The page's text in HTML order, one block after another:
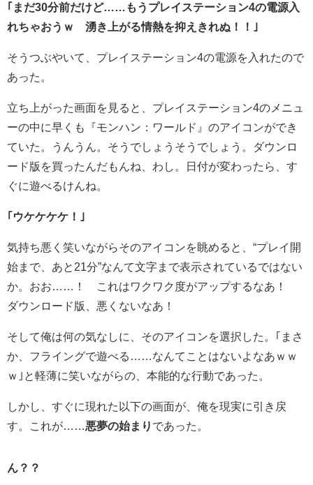
｢まだ30分前だけど……もうプレイステーション4の電源入
れちゃおうｗ 湧き上がる情熱を抑えきれぬ！！｣
そうつぶやいて、プレイステーション4の電源を入れたので
あった。
立ち上がった画面を見ると、プレイステーション4のメニュ
ーの中に早くも『モンハン：ワールド』のアイコンができ
ていた。うんうん。そうでしょうそうでしょう。ダウンロ
ード版を買ったんだもんね、わし。日付が変わったら、す
ぐに遊べるけんね。
｢ウケケケケ！｣
気持ち悪く笑いながらそのアイコンを眺めると、“プレイ開
始まで、あと21分”なんて文字まで表示されているではない
か。おお……！ これはワクワク度がアップするなあ！
ダウンロード版、悪くないなあ！
そして俺は何の気なしに、そのアイコンを選択した。｢まさ
か、フライングで遊べる……なんてことはないよなあｗｗ
ｗ｣と軽薄に笑いながらの、本能的な行動であった。
しかし、すぐに現れた以下の画面が、俺を現実に引き戻
す。これが…… 悪夢の始まり であった。
ん？？